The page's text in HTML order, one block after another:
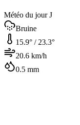
Météo du jour J
Bruine
15.9° / 23.3°
20.6 km/h
0.5 mm